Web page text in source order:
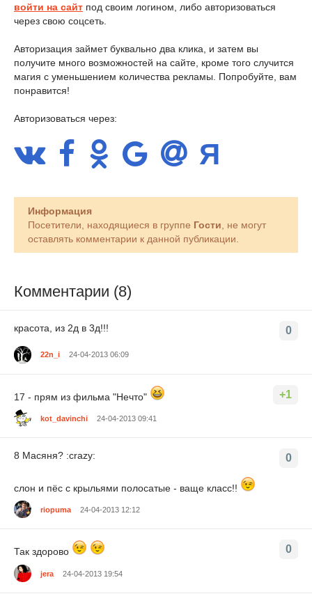
войти на сайт под своим логином, либо авторизоваться
через свою соцсеть.
Авторизация займет буквально два клика, и затем вы
получите много возможностей на сайте, кроме того случится
магия с уменьшением количества рекламы. Попробуйте, вам
понравится!
Авторизоваться через:
Информация
Посетители, находящиеся в группе Гости , не могут
оставлять комментарии к данной публикации.
Комментарии (8)
0
красота, из 2д в 3д!!!
22n_i 24-04-2013 06:09
+1
17 - прям из фильма "Нечто"
kot_davinchi 24-04-2013 09:41
0
8 Масяня? :crazy:
слон и пёс с крыльями полосатые - ваще класс!!
riopuma 24-04-2013 12:12
0
Так здорово
jera 24-04-2013 19:54